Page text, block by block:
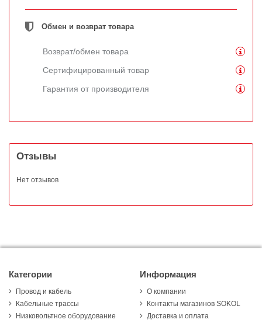
Обмен и возврат товара
Возврат/обмен товара
Сертифицированный товар
Гарантия от производителя
Отзывы
Нет отзывов
Категории
Провод и кабель
Кабельные трассы
Низковольтное оборудование
Информация
О компании
Контакты магазинов SOKOL
Доставка и оплата